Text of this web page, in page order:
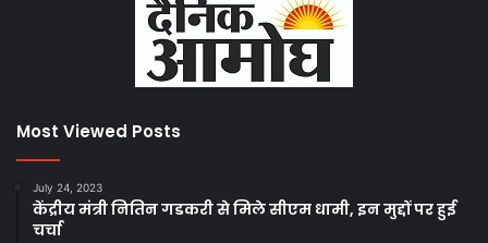
Most Viewed Posts
July 24, 2023
केंद्रीय मंत्री नितिन गडकरी से मिले सीएम धामी, इन मुद्दों पर हुई
चर्चा